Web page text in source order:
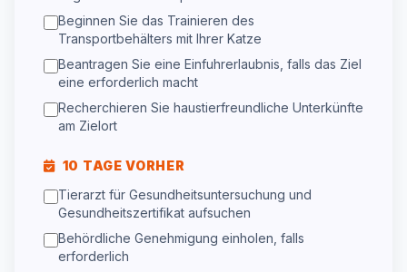
Beginnen Sie das Trainieren des
Transportbehälters mit Ihrer Katze
Beantragen Sie eine Einfuhrerlaubnis, falls das Ziel
eine erforderlich macht
Recherchieren Sie haustierfreundliche Unterkünfte
am Zielort
10 TAGE VORHER
Tierarzt für Gesundheitsuntersuchung und
Gesundheitszertifikat aufsuchen
Behördliche Genehmigung einholen, falls
erforderlich